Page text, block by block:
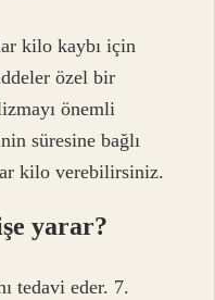
kilo kaybı için
özel bir
önemli
süresine bağlı
kilo verebilirsiniz.
yarar?
tedavi eder. 7.